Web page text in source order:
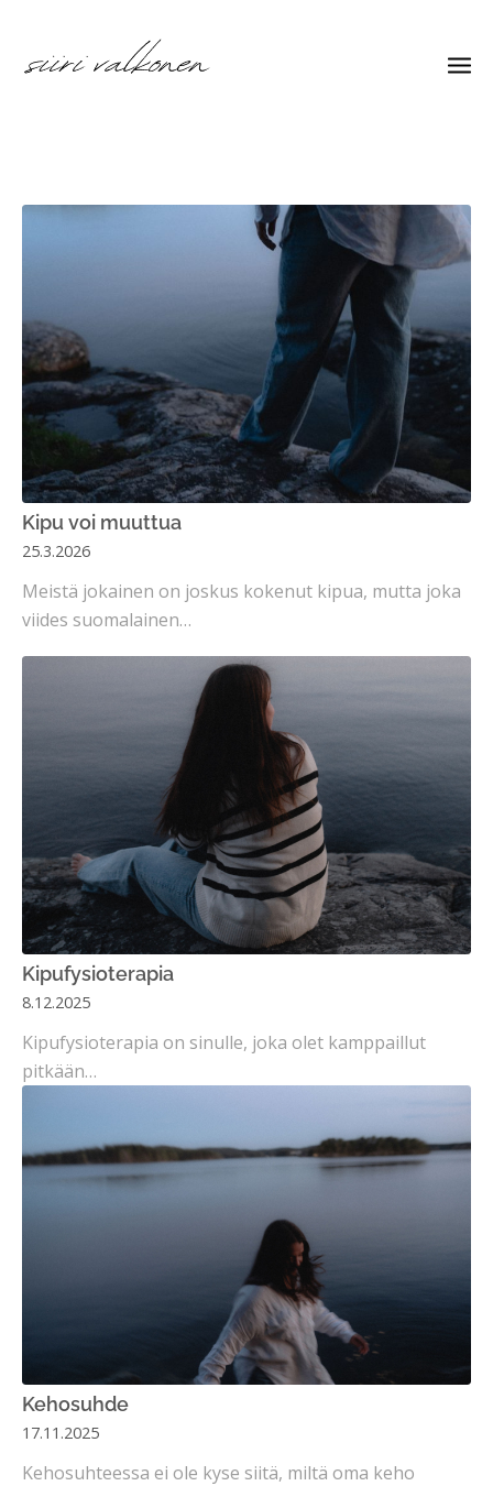
Kipu voi muuttua
25.3.2026
Meistä jokainen on joskus kokenut kipua, mutta joka
viides suomalainen…
Kipufysioterapia
8.12.2025
Kipufysioterapia on sinulle, joka olet kamppaillut
pitkään…
Kehosuhde
17.11.2025
Kehosuhteessa ei ole kyse siitä, miltä oma keho